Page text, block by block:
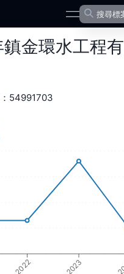
open
鎮金環水工程
54991703
2022 2023